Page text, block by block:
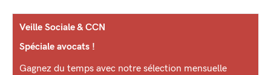
Veille Sociale & CCN
Spéciale avocats !
Gagnez du temps avec notre sélection mensuelle